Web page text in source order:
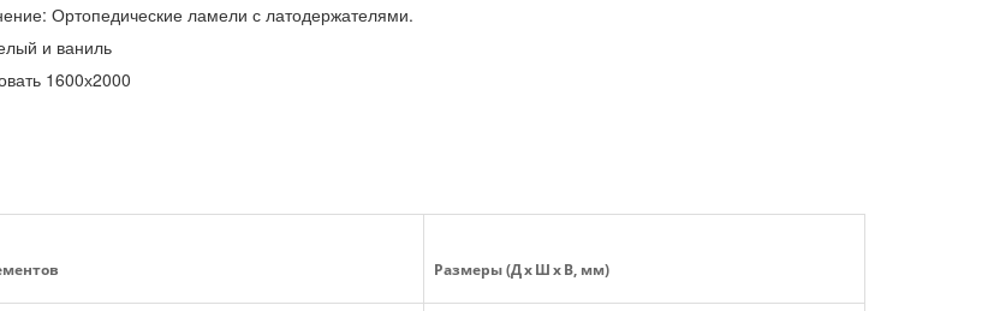
Ортопедические ламели с латодержателями.
и ваниль
1600х2000
Размеры (Д x Ш x В, мм)